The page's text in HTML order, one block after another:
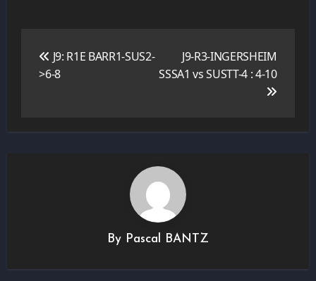
l’article
J9: R1E BARR1-SUS2-
>6-8
J9-R3-INGERSHEIM
SSSA1 vs SUSTT-4 : 4-10
By Pascal BANTZ